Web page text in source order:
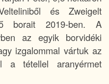
és Zweigelt
borait 2019-ben. A
az egyik borvidéki
izgalommal vártuk az
a tétellel aranyérmet